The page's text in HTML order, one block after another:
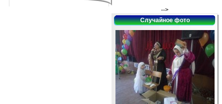
-->
Случайное фото